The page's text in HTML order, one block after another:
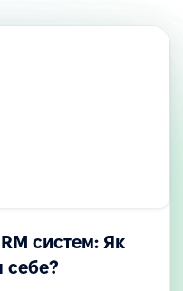
систем: Як
себе?